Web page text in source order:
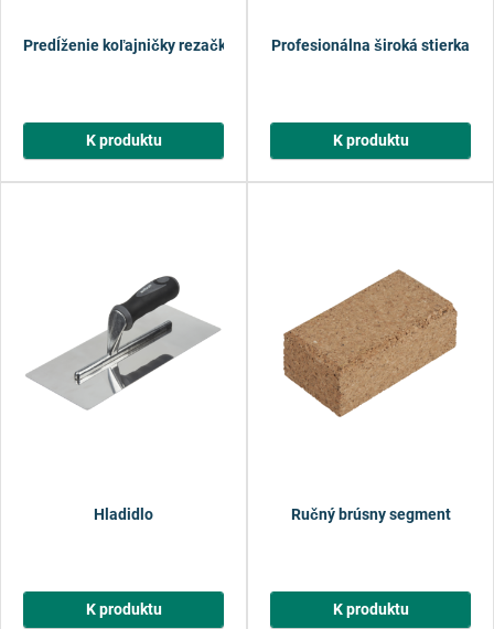
Predĺženie koľajničky rezačky na sadrokartón
K produktu
Profesionálna široká stierka
K produktu
Hladidlo
K produktu
Ručný brúsny segment
K produktu